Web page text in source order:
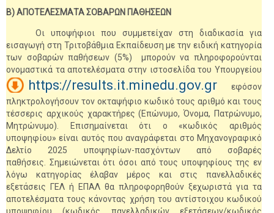
Β) ΑΠΟΤΕΛΕΣΜΑΤΑ ΣΟΒΑΡΩΝ ΠΑΘΗΣΕΩΝ
Οι υποψήφιοι που συμμετείχαν στη διαδικασία για
εισαγωγή στη Τριτοβάθμια Εκπαίδευση με την ειδική κατηγορία
των σοβαρών παθήσεων (5%) μπορούν να πληροφορούνται
ονομαστικά τα αποτελέσματα στην ιστοσελίδα του Υπουργείου
https://results.it.minedu.gov.gr εφόσον
πληκτρολογήσουν τον οκταψήφιο κωδικό τους αριθμό και τους
τέσσερις αρχικούς χαρακτήρες (Επώνυμο, Όνομα, Πατρώνυμο,
Μητρώνυμο). Επισημαίνεται ότι ο «κωδικός αριθμός
υποψηφίου» είναι αυτός που αναγράφεται στο Μηχανογραφικό
Δελτίο 2025 υποψηφίων-πασχόντων από σοβαρές
παθήσεις. Σημειώνεται ότι όσοι από τους υποψηφίους της εν
λόγω κατηγορίας έλαβαν μέρος και στις πανελλαδικές
εξετάσεις ΓΕΛ ή ΕΠΑΛ θα πληροφορηθούν ξεχωριστά για τα
αποτελέσματα τους κάνοντας χρήση του αντίστοιχου κωδικού